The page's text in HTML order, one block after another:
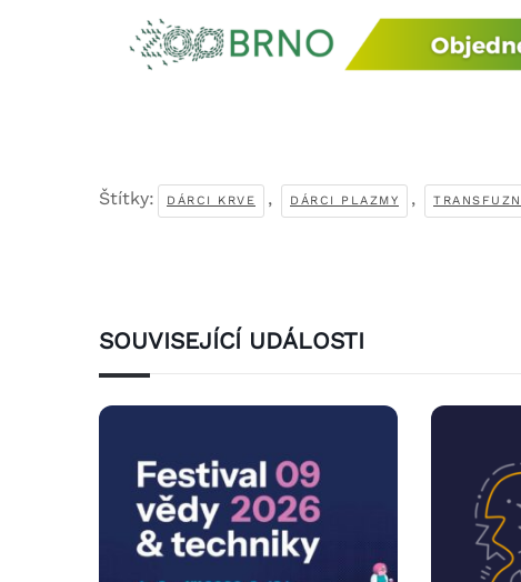
Štítky: DÁRCI KRVE , DÁRCI PLAZMY ,
SOUVISEJÍCÍ UDÁLOSTI